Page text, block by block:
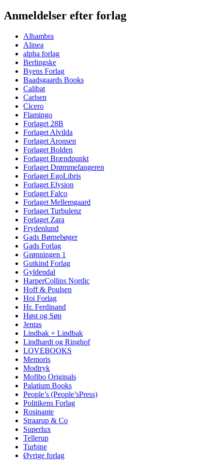
Anmeldelser efter forlag
Alhambra
Alinea
alpha forlag
Berlingske
Byens Forlag
Baadsgaards Books
Calibat
Carlsen
Cicero
Flamingo
Forlaget 28B
Forlaget Alvilda
Forlaget Aronsen
Forlaget Bolden
Forlaget Brændpunkt
Forlaget Drømmefangeren
Forlaget EgoLibris
Forlaget Elysion
Forlaget Falco
Forlaget Mellemgaard
Forlaget Turbulenz
Forlaget Zara
Frydenlund
Gads Børnebøger
Gads Forlag
Grønningen 1
Gutkind Forlag
Gyldendal
HarperCollins Nordic
Hoff & Poulsen
Hoi Forlag
Hr. Ferdinand
Høst og Søn
Jentas
Lindbak + Lindbak
Lindhardt og Ringhof
LOVEBOOKS
Memoris
Modtryk
Mofibo Originals
Palatium Books
People’s (People’sPress)
Politikens Forlag
Rosinante
Straarup & Co
Superlux
Tellerup
Turbine
Øvrige forlag